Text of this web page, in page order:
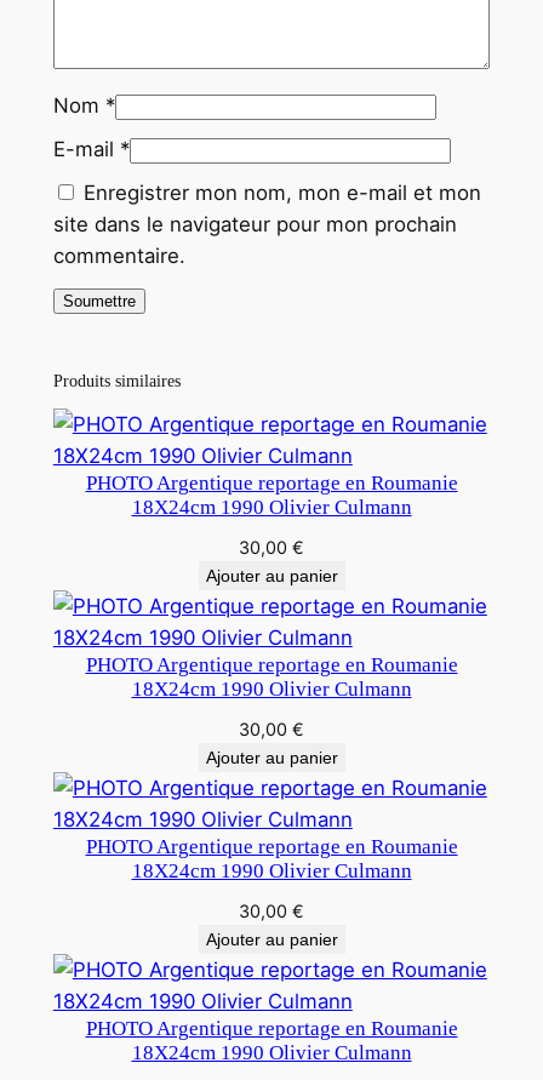
Nom *
E-mail *
Enregistrer mon nom, mon e-mail et mon
site dans le navigateur pour mon prochain
commentaire.
Produits similaires
PHOTO Argentique reportage en Roumanie
18X24cm 1990 Olivier Culmann
30,00 €
Ajouter au panier
PHOTO Argentique reportage en Roumanie
18X24cm 1990 Olivier Culmann
30,00 €
Ajouter au panier
PHOTO Argentique reportage en Roumanie
18X24cm 1990 Olivier Culmann
30,00 €
Ajouter au panier
PHOTO Argentique reportage en Roumanie
18X24cm 1990 Olivier Culmann